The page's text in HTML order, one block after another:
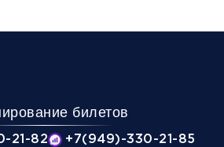
билетов
21-82
+7(949)-330-21-85